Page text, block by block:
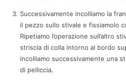
Successivamente incolliamo la
il pezzo sullo stivale e fissiamolo
Ripetiamo l’operazione sull’altro
striscia di colla intorno al bordo
incolliamo successivamente una
di pelliccia.